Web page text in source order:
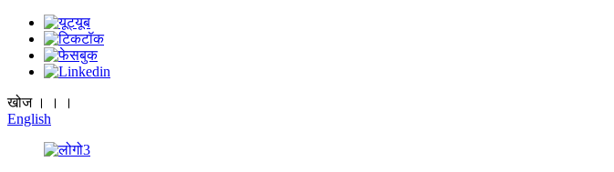
खोज । । ।
English